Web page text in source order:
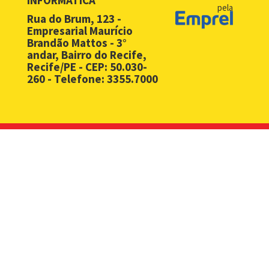
BPM - Desbloqueio de Senha Web - PF
BPM - Desbloqueio de Senha Web - PJ
BPM - Licença Premio
BPM - Monitoramento Áreas de Risco
Rua do Brum, 123 -
Empresarial Maurício
Brandão Mattos - 3°
andar, Bairro do Recife,
Recife/PE - CEP: 50.030-
260 - Telefone: 3355.7000
pela